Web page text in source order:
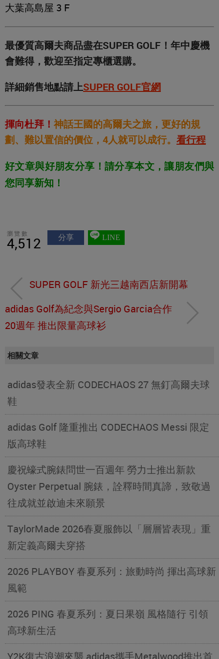
大葉高島屋 3 F
最優質高爾夫商品盡在SUPER GOLF！年中慶機
會難得，歡迎至指定專櫃選購。
詳細銷售地點請上SUPER GOLF官網
揮向杜拜！ 神話王國的高爾夫之旅，更好的規
劃、難以置信的價位，4人就可以成行。 看行程
好文章與好朋友分享！請分享本文，讓朋友們與
您同享新知！
瀏覽數
4,512 分享 LINE
SUPER GOLF 新光三越南西店新開幕
adidas Golf為紀念與Sergio Garcia合作
20週年 推出限量高球衫
相關文章
adidas發表全新 CODECHAOS 27 無釘高爾夫球
鞋
adidas Golf 隆重推出 CODECHAOS Messi 限定
版高球鞋
慶祝蠔式腕錶問世一百週年 勞力士推出新款
Oyster Perpetual 腕錶，詮釋時間真諦，致敬過
往成就並啟迪未來願景
TaylorMade 2026春夏服飾以「層層皆表現」重
新定義高爾夫穿搭
2026 PLAYBOY 春夏系列：旅動時尚 揮出高球新
風範
2026 PING 春夏系列：夏日果嶺 風格隨行 引領
高球新生活
Y2K復古浪潮來襲 adidas攜手Metalwood推出首